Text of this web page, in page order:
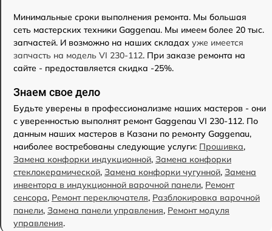
Минимальные сроки выполнения ремонта. Мы большая
сеть мастерских техники Gaggenau. Мы имеем более 20 тыс.
запчастей. И возможно на наших складах уже имеется
запчасть на модель VI 230-112. При заказе ремонта на
сайте - предоставляется скидка -25%.
Знаем свое дело
Будьте уверены в профессионализме наших мастеров - они
с уверенностью выполнят ремонт Gaggenau VI 230-112. По
данным наших мастеров в Казани по ремонту Gaggenau,
наиболее востребованы следующие услуги: Прошивка,
Замена конфорки индукционной, Замена конфорки
стеклокерамической, Замена конфорки чугунной, Замена
инвентора в индукционной варочной панели, Ремонт
сенсора, Ремонт переключателя, Разблокировка варочной
панели, Замена панели управления, Ремонт модуля
управления.